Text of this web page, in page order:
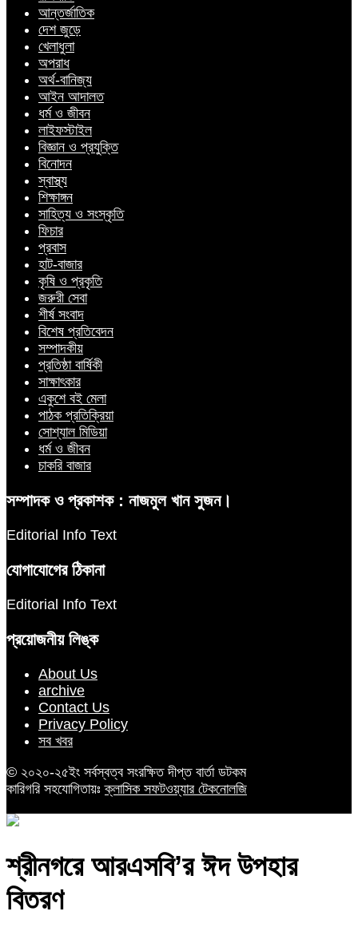
আন্তর্জাতিক
দেশ জুড়ে
খেলাধুলা
অপরাধ
অর্থ-বানিজ্য
আইন আদালত
ধর্ম ও জীবন
লাইফস্টাইল
বিজ্ঞান ও প্রযুক্তি
বিনোদন
স্বাস্থ্য
শিক্ষাঙ্গন
সাহিত্য ও সংস্কৃতি
ফিচার
প্রবাস
হাট-বাজার
কৃষি ও প্রকৃতি
জরুরী সেবা
শীর্ষ সংবাদ
বিশেষ প্রতিবেদন
সম্পাদকীয়
প্রতিষ্ঠা বার্ষিকী
সাক্ষাৎকার
একুশে বই মেলা
পাঠক প্রতিক্রিয়া
সোশ্যাল মিডিয়া
ধর্ম ও জীবন
চাকরি বাজার
সম্পাদক ও প্রকাশক : নাজমুল খান সুজন।
Editorial Info Text
যোগাযোগের ঠিকানা
Editorial Info Text
প্রয়োজনীয় লিঙ্ক
About Us
archive
Contact Us
Privacy Policy
সব খবর
© ২০২০-২৫ইং সর্বস্বত্ব সংরক্ষিত দীপ্ত বার্তা ডটকম
কারিগরি সহযোগিতায়ঃক্লাসিক সফটওয়্যার টেকনোলজি
শ্রীনগরে আরএসবি’র ঈদ উপহার
বিতরণ